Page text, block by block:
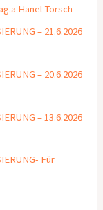
Hanel-Torsch
– 21.6.2026
– 20.6.2026
– 13.6.2026
Für